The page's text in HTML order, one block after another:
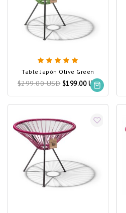
Table Japón Olive Green
$299.00 USD $199.00 USD